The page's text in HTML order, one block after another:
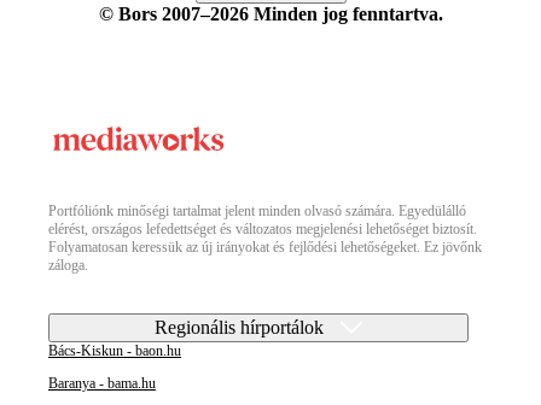
© Bors 2007–2026 Minden jog fenntartva.
Portfóliónk minőségi tartalmat jelent minden olvasó számára. Egyedülálló
elérést, országos lefedettséget és változatos megjelenési lehetőséget biztosít.
Folyamatosan keressük az új irányokat és fejlődési lehetőségeket. Ez jövőnk
záloga.
Regionális hírportálok
Bács-Kiskun - baon.hu
Baranya - bama.hu